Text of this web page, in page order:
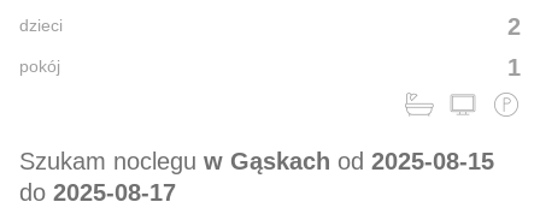
2
dzieci
1
pokój
Szukam noclegu w Gąskach od 2025-08-15
do 2025-08-17